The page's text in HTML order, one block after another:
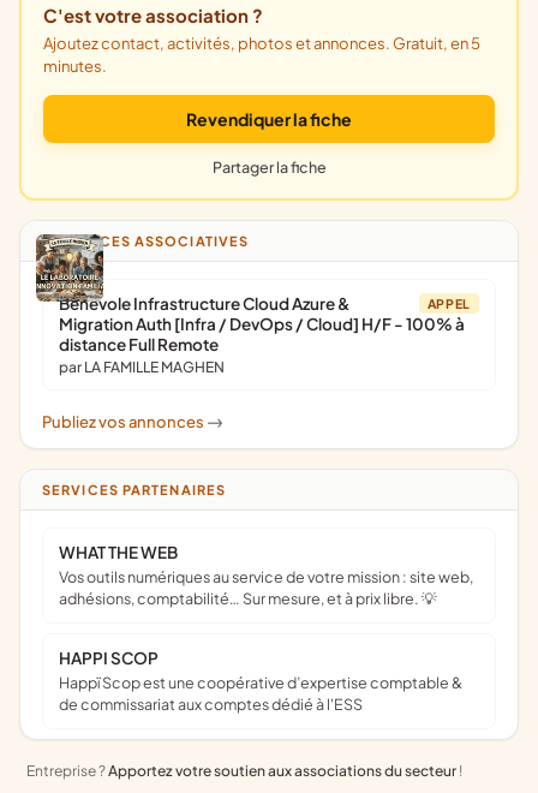
C'est votre association ?
Ajoutez contact, activités, photos et annonces. Gratuit, en 5
minutes.
Revendiquer la fiche
Partager la fiche
ANNONCES ASSOCIATIVES
APPEL
Bénévole Infrastructure Cloud Azure &
Migration Auth [Infra / DevOps / Cloud] H/F - 100% à
distance Full Remote
par LA FAMILLE MAGHEN
Publiez vos annonces ->
SERVICES PARTENAIRES
WHAT THE WEB
Vos outils numériques au service de votre mission : site web,
adhésions, comptabilité… Sur mesure, et à prix libre. 💡
HAPPI SCOP
Happï Scop est une coopérative d’expertise comptable &
de commissariat aux comptes dédié à l'ESS
Entreprise ?Apportez votre soutien aux associations du secteur !